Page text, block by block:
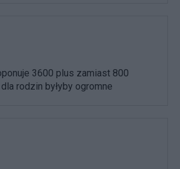
3600 plus zamiast 800
rodzin byłyby ogromne